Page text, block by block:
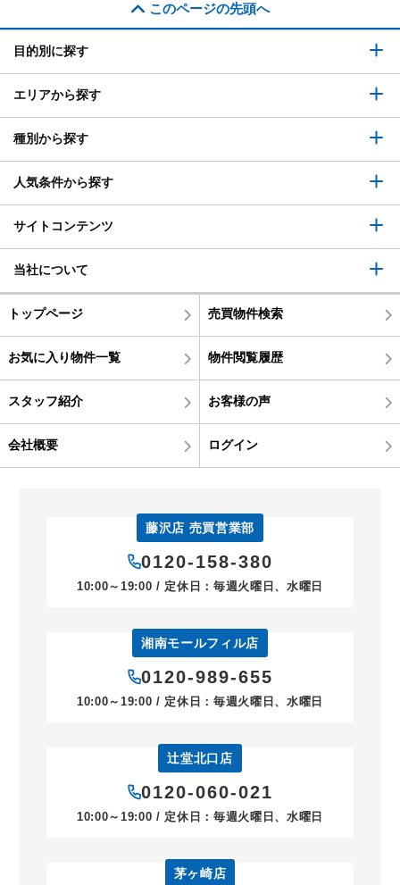
このページの先頭へ
目的別に探す
エリアから探す
種別から探す
人気条件から探す
サイトコンテンツ
当社について
トップページ 売買物件検索
お気に入り物件一覧 物件閲覧履歴
スタッフ紹介 お客様の声
会社概要 ログイン
藤沢店 売買営業部
0120-158-380
10:00～19:00 / 定休日：毎週火曜日、水曜日
湘南モールフィル店
0120-989-655
10:00～19:00 / 定休日：毎週火曜日、水曜日
辻堂北口店
0120-060-021
10:00～19:00 / 定休日：毎週火曜日、水曜日
茅ヶ崎店